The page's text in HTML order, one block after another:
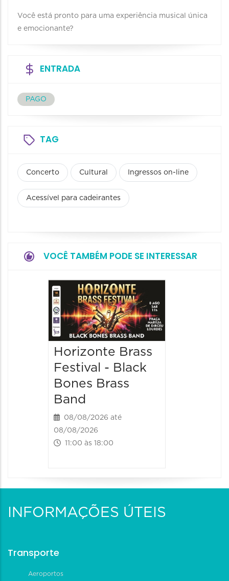
Você está pronto para uma experiência musical única
e emocionante?
ENTRADA
PAGO
TAG
Concerto Cultural Ingressos on-line
Acessível para cadeirantes
VOCÊ TAMBÉM PODE SE INTERESSAR
Horizonte Brass
Festival - Black
Bones Brass
Band
08/08/2026 até
08/08/2026
11:00 às 18:00
INFORMAÇÕES ÚTEIS
Transporte
Aeroportos